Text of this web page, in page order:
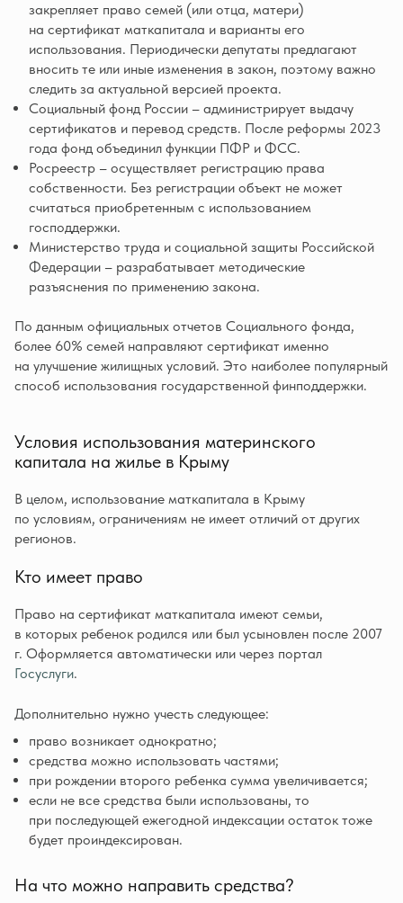
закрепляет право семей (или отца, матери)
на сертификат маткапитала и варианты его
использования. Периодически депутаты предлагают
вносить те или иные изменения в закон, поэтому важно
следить за актуальной версией проекта.
Социальный фонд России – администрирует выдачу
сертификатов и перевод средств. После реформы 2023
года фонд объединил функции ПФР и ФСС.
Росреестр – осуществляет регистрацию права
собственности. Без регистрации объект не может
считаться приобретенным с использованием
господдержки.
Министерство труда и социальной защиты Российской
Федерации – разрабатывает методические
разъяснения по применению закона.
По данным официальных отчетов Социального фонда,
более 60% семей направляют сертификат именно
на улучшение жилищных условий. Это наиболее популярный
способ использования государственной финподдержки.
Условия использования материнского
капитала на жилье в Крыму
В целом, использование маткапитала в Крыму
по условиям, ограничениям не имеет отличий от других
регионов.
Кто имеет право
Право на сертификат маткапитала имеют семьи,
в которых ребенок родился или был усыновлен после 2007
г. Оформляется автоматически или через портал
Госуслуги.
Дополнительно нужно учесть следующее:
право возникает однократно;
средства можно использовать частями;
при рождении второго ребенка сумма увеличивается;
если не все средства были использованы, то
при последующей ежегодной индексации остаток тоже
будет проиндексирован.
На что можно направить средства?